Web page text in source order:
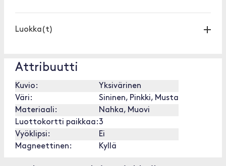
Luokka(t)
Attribuutti
Kuvio:
Yksivärinen
Väri:
Sininen, Pinkki, Musta
Materiaali:
Nahka, Muovi
Luottokortti paikkaa:3
Vyöklipsi:
Ei
Magneettinen:
Kyllä